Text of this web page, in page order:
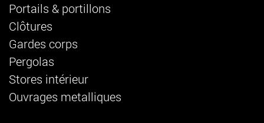
Portails & portillons
Clôtures
Gardes corps
Pergolas
Stores intérieur
Ouvrages metalliques